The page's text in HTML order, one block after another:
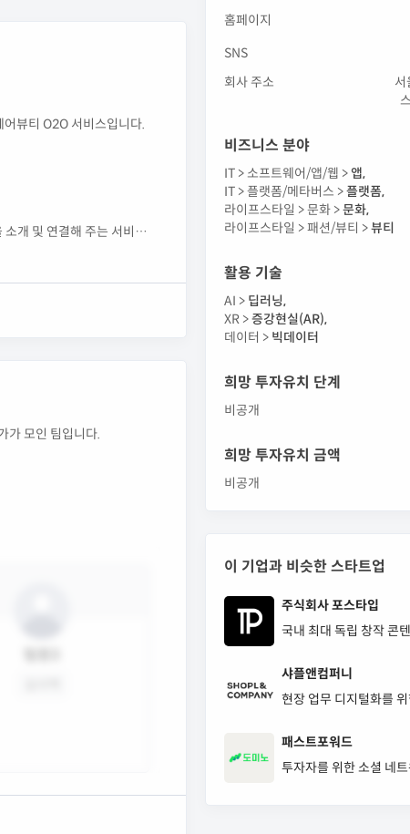
뷰티 O2O 서비스입니다.
개 및 연결해 주는 서비스
가 모인 팀입니다.
홈페이지
SNS
회사 주소
서
비즈니스 분야
IT > 소프트웨어/앱/웹 > 앱,
IT >플랫폼/메타버스 >플랫폼,
라이프스타일 >문화 >문화,
라이프스타일 >패션/뷰티 >뷰티
활용 기술
AI > 딥러닝,
XR >증강현실(AR),
데이터 > 빅데이터
희망 투자유치 단계
비공개
희망 투자유치 금액
비공개
이 기업과 비슷한 스타트업
주식회사 포스타입
국내 최대 독립 창작 콘
샤플앤컴퍼니
현장 업무 디지털화를
패스트포워드
투자자를 위한 소셜 네